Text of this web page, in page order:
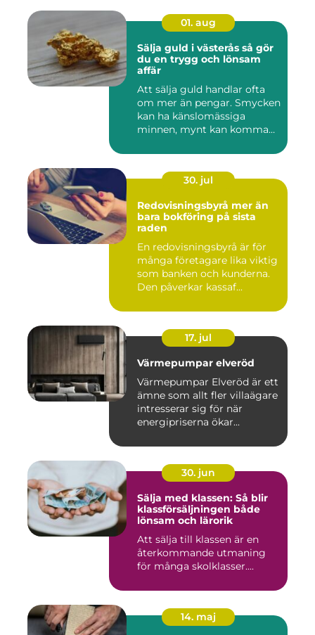
01. aug
Sälja guld i västerås så gör
du en trygg och lönsam
affär
Att sälja guld handlar ofta
om mer än pengar. Smycken
kan ha känslomässiga
minnen, mynt kan komma
30. jul
Redovisningsbyrå mer än
bara bokföring på sista
raden
En redovisningsbyrå är för
många företagare lika viktig
som banken och kunderna.
Den påverkar kassaf...
17. jul
Värmepumpar elveröd
Värmepumpar Elveröd är ett
ämne som allt fler villaägare
intresserar sig för när
energipriserna ökar...
30. jun
Sälja med klassen: Så blir
klassförsäljningen både
lönsam och lärorik
Att sälja till klassen är en
återkommande utmaning
för många skolklasser....
14. maj